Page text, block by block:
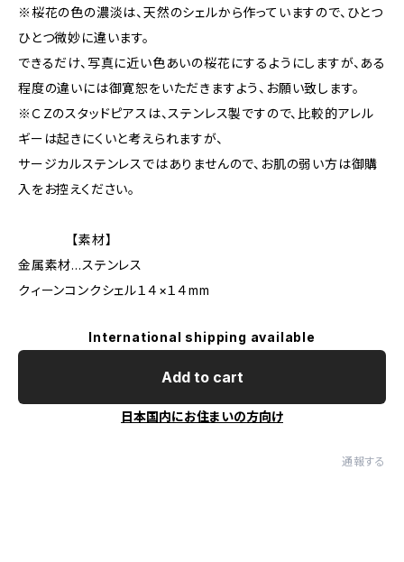
※桜花の色の濃淡は、天然のシェルから作っていますので、ひとつ
ひとつ微妙に違います。
できるだけ、写真に近い色あいの桜花にするようにしますが、ある
程度の違いには御寛恕をいただきますよう、お願い致します。
※ＣＺのスタッドピアスは、ステンレス製ですので、比較的アレル
ギーは起きにくいと考えられますが、
サージカルステンレスではありませんので、お肌の弱い方は御購
入をお控えください。
【素材】
金属素材…ステンレス
クィーンコンクシェル１４×１４mm
International shipping available
Add to cart
日本国内にお住まいの方向け
通報する